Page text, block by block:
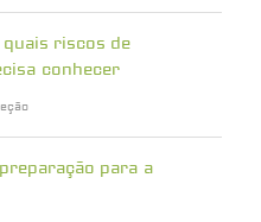
riscos de
conhecer
para a